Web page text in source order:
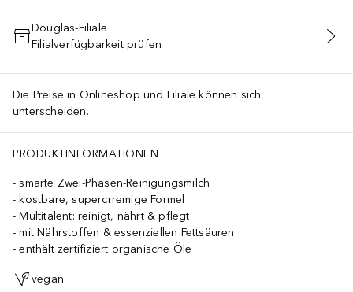
IN DEN WARENKORB
Douglas-Filiale
Filialverfügbarkeit prüfen
Die Preise in Onlineshop und Filiale können sich
unterscheiden.
PRODUKTINFORMATIONEN
smarte Zwei-Phasen-Reinigungsmilch
kostbare, supercrremige Formel
Multitalent: reinigt, nährt & pflegt
mit Nährstoffen & essenziellen Fettsäuren
enthält zertifiziert organische Öle
vegan